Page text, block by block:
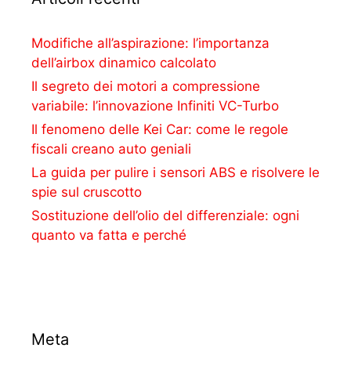
Modifiche all’aspirazione: l’importanza
dell’airbox dinamico calcolato
Il segreto dei motori a compressione
variabile: l’innovazione Infiniti VC-Turbo
Il fenomeno delle Kei Car: come le regole
fiscali creano auto geniali
La guida per pulire i sensori ABS e risolvere le
spie sul cruscotto
Sostituzione dell’olio del differenziale: ogni
quanto va fatta e perché
Meta